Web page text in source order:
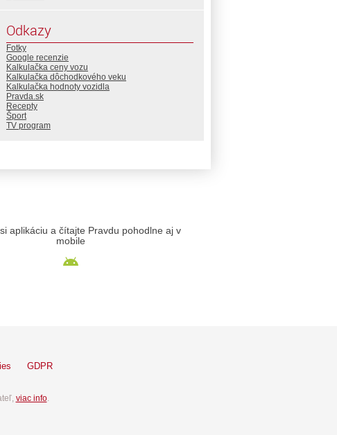
Odkazy
Fotky
Google recenzie
Kalkulačka ceny vozu
Kalkulačka dôchodkového veku
Kalkulačka hodnoty vozidla
Pravda.sk
Recepty
Šport
TV program
aplikáciu a čítajte Pravdu pohodlne aj v
mobile
GDPR
viac info.